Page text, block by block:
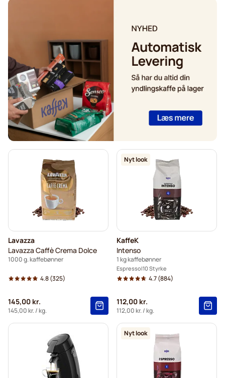
Lavazza
Lavazza Caffè Crema Dolce
1000 g. kaffebønner
4.8(325)
145,00 kr.
145,00 kr./ kg.
Nyt look
KaffeK
Intenso
1 kg kaffebønner
Espresso 10 Styrke
4.7(884)
112,00 kr.
112,00 kr./ kg.
Nyt look
Garibaldi kaffebønner
Tonino Lamborghini kaffebønner Gimoka kaffebønner
Kaffekapslen kaffebønner
Delonghi espresso-kaffebønner